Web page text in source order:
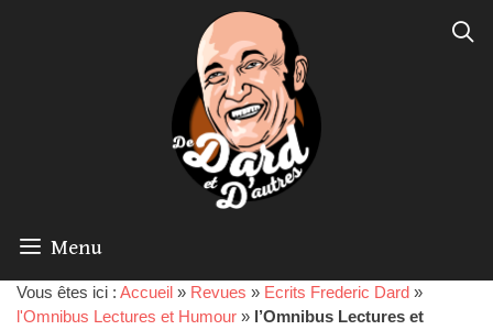
Menu
Vous êtes ici : Accueil » Revues » Ecrits Frederic Dard »
l'Omnibus Lectures et Humour » l’Omnibus Lectures et